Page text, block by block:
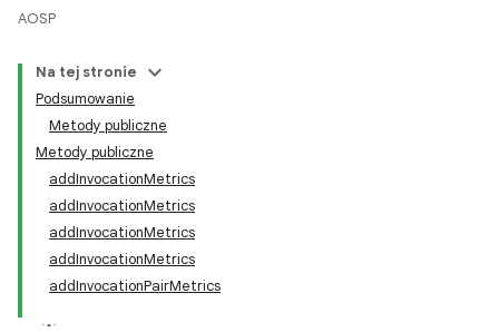
AOSP
Na tej stronie
Podsumowanie
Metody publiczne
Metody publiczne
addInvocationMetrics
addInvocationMetrics
addInvocationMetrics
addInvocationMetrics
addInvocationPairMetrics